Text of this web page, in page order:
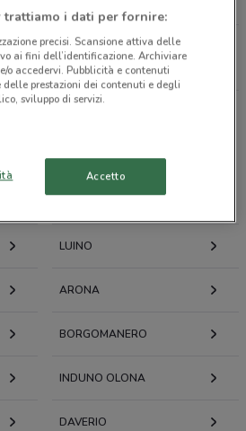
offerte e negozi
per città nelle vicinanze
LUINO
ARONA
BORGOMANERO
INDUNO OLONA
DAVERIO
i dati per fornire:
precisi. Scansione attiva delle
ai fini dell’identificazione. Archiviare
o accedervi. Pubblicità e contenuti
prestazioni dei contenuti e degli
sviluppo di servizi.
Accetto